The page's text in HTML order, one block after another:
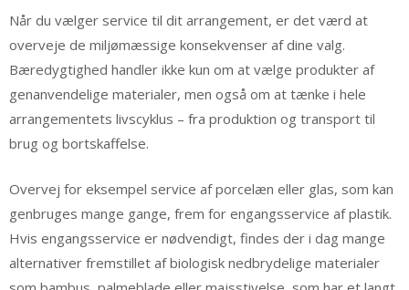
Når du vælger service til dit arrangement, er det værd at
overveje de miljømæssige konsekvenser af dine valg.
Bæredygtighed handler ikke kun om at vælge produkter af
genanvendelige materialer, men også om at tænke i hele
arrangementets livscyklus – fra produktion og transport til
brug og bortskaffelse.
Overvej for eksempel service af porcelæn eller glas, som kan
genbruges mange gange, frem for engangsservice af plastik.
Hvis engangsservice er nødvendigt, findes der i dag mange
alternativer fremstillet af biologisk nedbrydelige materialer